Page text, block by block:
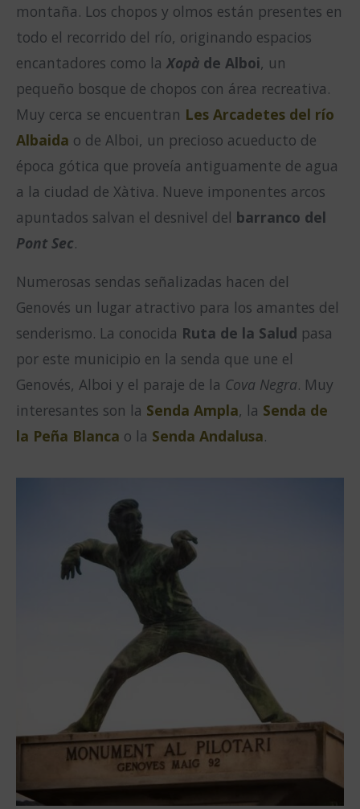
montaña. Los chopos y olmos están presentes en
todo el recorrido del río, originando espacios
encantadores como la Xopà de Alboi, un
pequeño bosque de chopos con área recreativa.
Muy cerca se encuentran Les Arcadetes del río
Albaida o de Alboi, un precioso acueducto de
época gótica que proveía antiguamente de agua
a la ciudad de Xàtiva. Nueve imponentes arcos
apuntados salvan el desnivel del barranco del
Pont Sec.
Numerosas sendas señalizadas hacen del
Genovés un lugar atractivo para los amantes del
senderismo. La conocida Ruta de la Salud pasa
por este municipio en la senda que une el
Genovés, Alboi y el paraje de la Cova Negra. Muy
interesantes son la Senda Ampla, la Senda de
la Peña Blanca o la Senda Andalusa.